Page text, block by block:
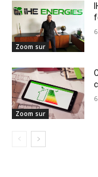
Zoom sur
Zoom sur